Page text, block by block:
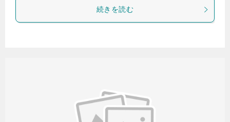
続きを読む